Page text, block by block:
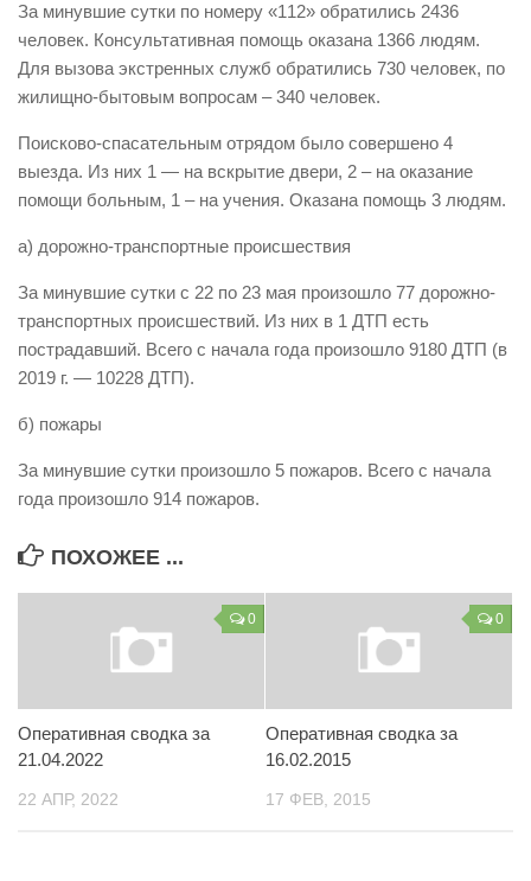
Отчеты о реализации муниципальных программ
Документы
История
Виды деятельности
Обслуживание опасных производственных объектов
УГЗ рекомендует
Памятки населению
Как стать спасателем
Уголок гражданской обороны
Пресс-центр
Конкурсы
Обращения
Вакансии
Половодье
За минувшие сутки по номеру «112» обратились 2436
человек. Консультативная помощь оказана 1366 людям.
Для вызова экстренных служб обратились 730 человек, по
жилищно-бытовым вопросам – 340 человек.
Поисково-спасательным отрядом было совершено 4
выезда. Из них 1 — на вскрытие двери, 2 – на оказание
помощи больным, 1 – на учения. Оказана помощь 3 людям.
а) дорожно-транспортные происшествия
За минувшие сутки с 22 по 23 мая произошло 77 дорожно-
транспортных происшествий. Из них в 1 ДТП есть
пострадавший. Всего с начала года произошло 9180 ДТП (в
2019 г. — 10228 ДТП).
б) пожары
За минувшие сутки произошло 5 пожаров. Всего с начала
года произошло 914 пожаров.
ПОХОЖЕЕ ...
0
Оперативная сводка за
21.04.2022
22 АПР, 2022
0
Оперативная сводка за
16.02.2015
17 ФЕВ, 2015